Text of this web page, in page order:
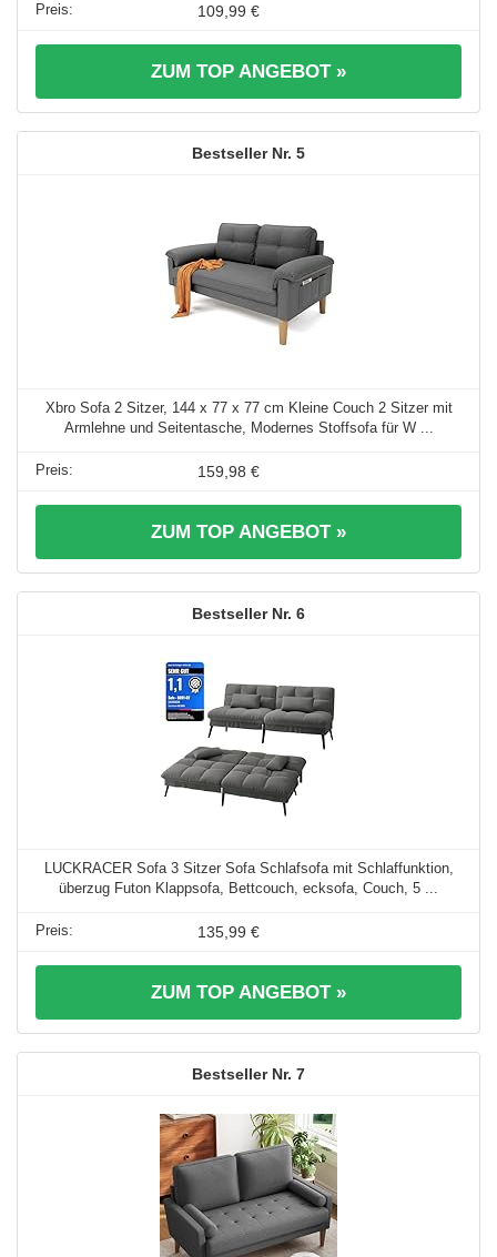
109,99 €
ZUM TOP ANGEBOT »
5
Xbro Sofa 2 Sitzer, 144 x 77 x 77 cm Kleine Couch 2 Sitzer mit
Armlehne und Seitentasche, Modernes Stoffsofa für W ...
159,98 €
ZUM TOP ANGEBOT »
6
LUCKRACER Sofa 3 Sitzer Sofa Schlafsofa mit Schlaffunktion,
überzug Futon Klappsofa, Bettcouch, ecksofa, Couch, 5 ...
135,99 €
ZUM TOP ANGEBOT »
7